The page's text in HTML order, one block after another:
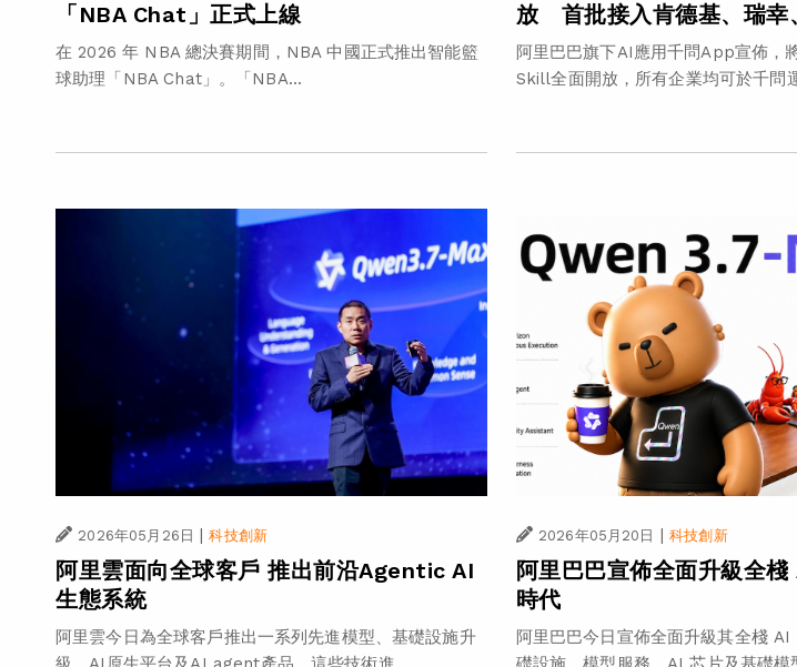
「NBA Chat」正式上線
在 2026 年 NBA 總決賽期間，NBA 中國正式推出智能籃
球助理「NBA Chat」。「NBA...
放 首批接入肯德基、瑞幸
阿里巴巴旗下AI應用千問App宣佈，
Skill全面開放，所有企業均可於千問
2026年05月26日 | 科技創新
阿里雲面向全球客戶 推出前沿Agentic AI
生態系統
阿里雲今日為全球客戶推出一系列先進模型、基礎設施升
2026年05月20日 | 科技創新
阿里巴巴宣佈全面升級全
時代
阿里巴巴今日宣佈全面升級其全棧